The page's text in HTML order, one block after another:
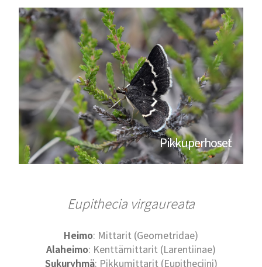
Pikkuperhoset
Eupithecia virgaureata
Heimo: Mittarit (Geometridae)
Alaheimo: Kenttämittarit (Larentiinae)
Sukuryhmä: Pikkumittarit (Eupitheciini)